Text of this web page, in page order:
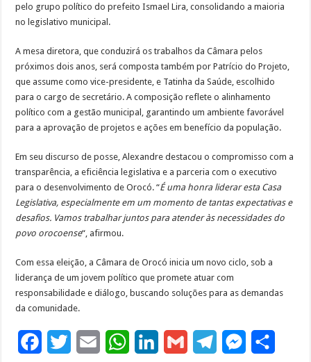
pelo grupo político do prefeito Ismael Lira, consolidando a maioria
no legislativo municipal.
A mesa diretora, que conduzirá os trabalhos da Câmara pelos
próximos dois anos, será composta também por Patrício do Projeto,
que assume como vice-presidente, e Tatinha da Saúde, escolhido
para o cargo de secretário. A composição reflete o alinhamento
político com a gestão municipal, garantindo um ambiente favorável
para a aprovação de projetos e ações em benefício da população.
Em seu discurso de posse, Alexandre destacou o compromisso com a
transparência, a eficiência legislativa e a parceria com o executivo
para o desenvolvimento de Orocó. “É uma honra liderar esta Casa
Legislativa, especialmente em um momento de tantas expectativas e
desafios. Vamos trabalhar juntos para atender às necessidades do
povo orocoense“, afirmou.
Com essa eleição, a Câmara de Orocó inicia um novo ciclo, sob a
liderança de um jovem político que promete atuar com
responsabilidade e diálogo, buscando soluções para as demandas
da comunidade.
W
M